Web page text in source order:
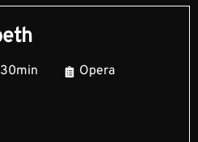
Opera